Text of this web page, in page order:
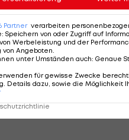
meisten Klubs
zum 30. April.
Option.
Partner verarbeiten
: Speichern von oder Zugriff auf
Werbeleistung und der
von Angeboten
unter Umständen auch: Genaue
für gewisse Zwecke
Details dazu, sowie die Möglichkeit